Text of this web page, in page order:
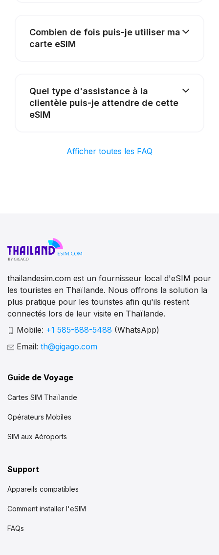
Combien de fois puis-je utiliser ma
carte eSIM
Quel type d'assistance à la
clientèle puis-je attendre de cette
eSIM
Afficher toutes les FAQ
thailandesim.com est un fournisseur local d'eSIM pour
les touristes en Thaïlande. Nous offrons la solution la
plus pratique pour les touristes afin qu'ils restent
connectés lors de leur visite en Thaïlande.
Mobile: +1 585-888-5488 (WhatsApp)
Email: th@gigago.com
Guide de Voyage
Cartes SIM Thaïlande
Opérateurs Mobiles
SIM aux Aéroports
Support
Appareils compatibles
Comment installer l'eSIM
FAQs